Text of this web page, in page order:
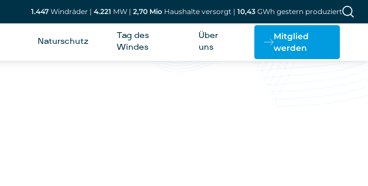
1.447 Windräder | 4.221 MW | 2,70 Mio Haushalte versorgt | 10,43 GWh gestern produziert
Naturschutz
Tag des
Windes
Über
uns
Mitglied
werden